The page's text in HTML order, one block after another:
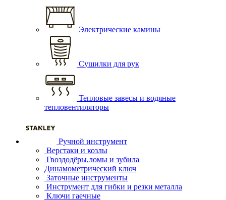
Электрические камины
Сушилки для рук
Тепловые завесы и водяные
тепловентиляторы
Ручной инструмент
Верстаки и козлы
Гвоздодёры,ломы и зубила
Динамометрический ключ
Заточные инструменты
Инструмент для гибки и резки металла
Ключи гаечные